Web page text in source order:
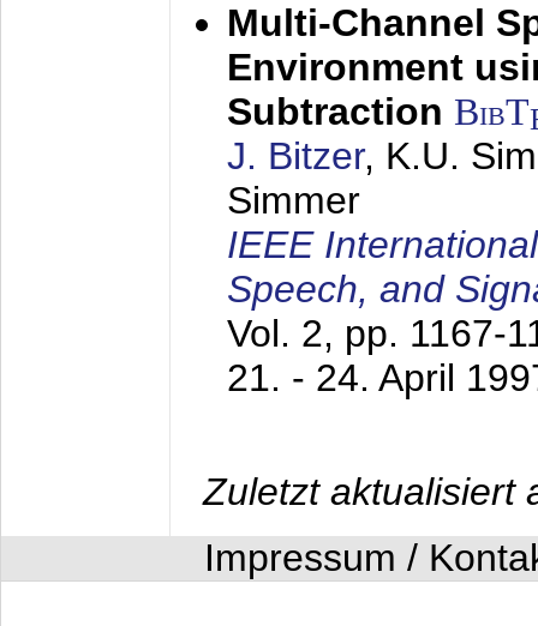
Multi-Channel
Environment
Subtraction BibT
J. Bitzer, K.U.
Simmer
IEEE
Speech, and
Vol. 2, pp. 1167-
21. - 24. April
Zuletzt aktualisiert
Impressum /